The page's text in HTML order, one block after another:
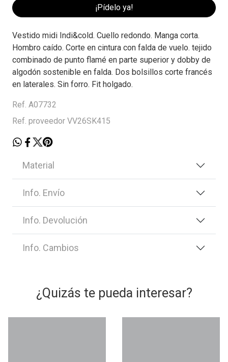
¡Pídelo ya!
Vestido midi Indi&cold. Cuello redondo. Manga corta.
Hombro caído. Corte en cintura con falda de vuelo. tejido
combinado de punto flamé en parte superior y dobby de
algodón sostenible en falda. Dos bolsillos corte francés
en laterales. Sin forro. Fit holgado.
Ref. A07732
Ref. proveedor VV26SK415
Material
Info. Envío
Info. Devolución
Info. Cambios
¿Quizás te pueda interesar?